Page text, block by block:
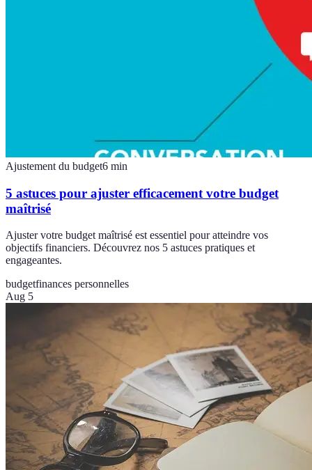
Ajustement du budget6 min
5 astuces pour ajuster efficacement votre budget
maîtrisé
Ajuster votre budget maîtrisé est essentiel pour atteindre vos
objectifs financiers. Découvrez nos 5 astuces pratiques et
engageantes.
budgetfinances personnelles
Aug 5